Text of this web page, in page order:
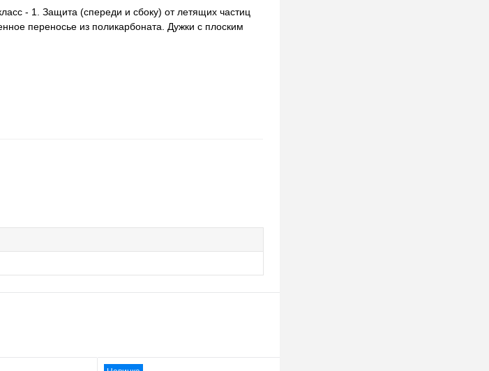
- 1. Защита (спереди и сбоку) от летящих частиц
переносье из поликарбоната. Дужки с плоским